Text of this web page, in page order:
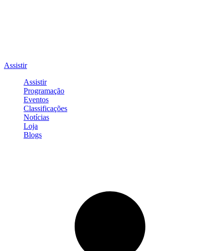
Assistir
Assistir
Programação
Eventos
Classificações
Notícias
Loja
Blogs